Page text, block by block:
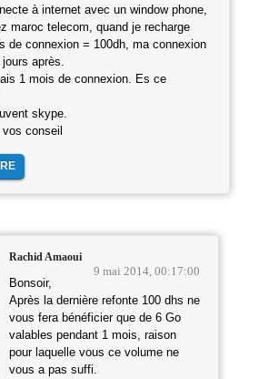
à internet avec un window phone,
maroc telecom, quand je recharge
de connexion = 100dh, ma connexion
après.
1 mois de connexion. Es ce
skype.
conseil
Rachid Amaoui
9 mai 2014, 00:17:00
Bonsoir,
Après la dernière refonte 100 dhs ne
vous fera bénéficier que de 6 Go
valables pendant 1 mois, raison
pour laquelle vous ce volume ne
vous a pas suffi.